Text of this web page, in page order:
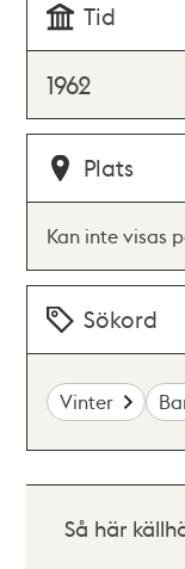
Tid
1962
Plats
Kan inte visas
Sökord
Vinter
Så här